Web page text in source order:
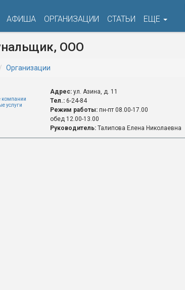
АФИША ОРГАНИЗАЦИИ СТАТЬИ ЕЩЕ
ООО
Организации
услуги
Адрес: ул. Азина, д. 11
Тел.: 6-24-84
Режим работы: пн-пт 08.00-17.00
обед 12.00-13.00
Руководитель: Талипова Елена Николаевна